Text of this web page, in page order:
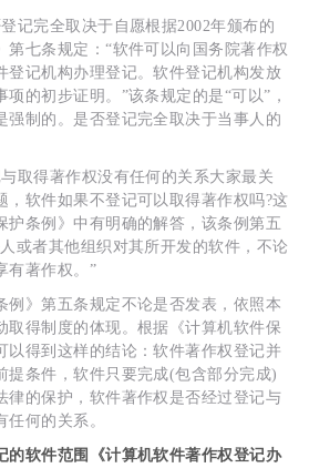
完全取决于自愿根据2002年颁布的
第七条规定：“软件可以向国务院著作权
登记机构办理登记。软件登记机构发放
的初步证明。”该条规定的是“可以”，
强制的。是否登记完全取决于当事人的
得著作权没有任何的关系大家最关
，软件如果不登记可以取得著作权吗?这
护条例》中有明确的解答，该条例第五
或者其他组织对其所开发的软件，不论
有著作权。”
》第五条规定不论是否发表，依照本
取得制度的体现。根据《计算机软件保
以得到这样的结论：软件著作权登记并
提条件，软件只要完成(包含部分完成)
律的保护，软件著作权是否经过登记与
何的关系。
软件范围《计算机软件著作权登记办